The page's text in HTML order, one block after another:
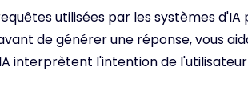
utilisées par les systèmes
de générer une réponse, vous
interprètent l'intention de